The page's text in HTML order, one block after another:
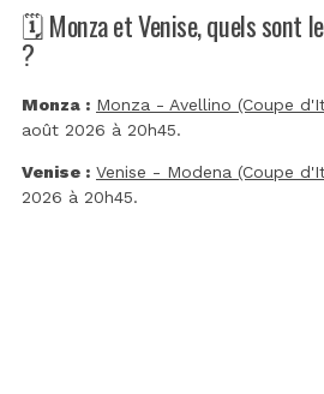
🗓️ Monza et Venise, quels sont
?
Monza : Monza - Avellino (Coupe
août 2026 à 20h45.
Venise : Venise - Modena (Coupe
2026 à 20h45.